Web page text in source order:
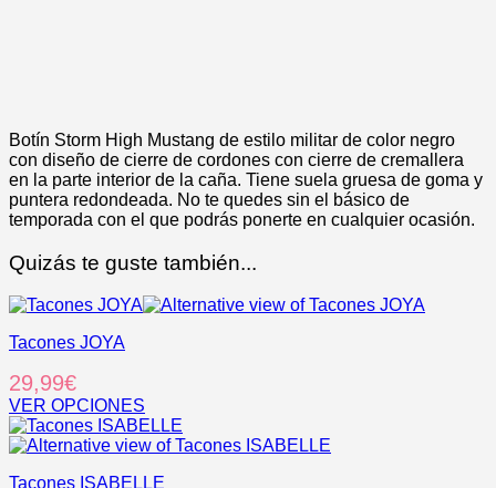
Botín Storm High Mustang de estilo militar de color negro
con diseño de cierre de cordones con cierre de cremallera
en la parte interior de la caña. Tiene suela gruesa de goma y
puntera redondeada. No te quedes sin el básico de
temporada con el que podrás ponerte en cualquier ocasión.
Quizás te guste también...
Tacones JOYA
29,99€
VER OPCIONES
Este
producto
Tacones ISABELLE